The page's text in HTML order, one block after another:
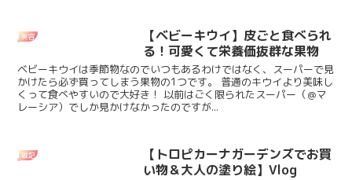
美容
【ベビーキウイ】皮ごと食べられ
る！可愛くて栄養価抜群な果物
ベビーキウイは季節物なのでいつもあるわけではなく、スーパーで見
かけたら必ず買ってしまう果物の1つです。 普通のキウイより美味し
くって食べやすいので大好き！ 以前はごく限られたスーパー（＠マ
レーシア）でしか見かけなかったのですが...
雑記
【トロピカーナガーデンズでお買
い物＆大人の塗り絵】Vlog